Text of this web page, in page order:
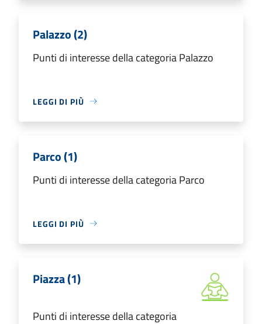
Palazzo (2)
Punti di interesse della categoria Palazzo
LEGGI DI PIÙ
Parco (1)
Punti di interesse della categoria Parco
LEGGI DI PIÙ
Piazza (1)
Punti di interesse della categoria